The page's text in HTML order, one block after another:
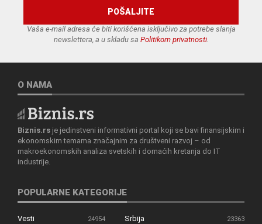
Vaša e-mail adresa će biti korišćena isključivo za potrebe slanja
newslettera, a u skladu sa Politikom privatnosti.
O NAMA
Biznis.rs je jedinstveni informativni portal koji se bavi finansijskim i
ekonomskim temama značajnim za društveni razvoj – od
makroekonomskih analiza svetskih i domaćih kretanja do IT
industrije.
POPULARNE KATEGORIJE
Vesti 24954 Srbija 23363